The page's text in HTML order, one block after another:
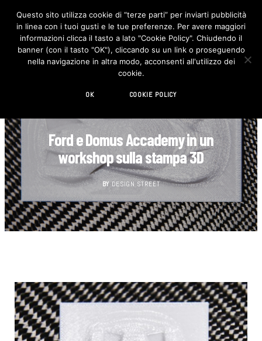
F
c
e
b
o
I
n
s
t
Ford e Domus Accademy in un
workshop sulla stampa 3D
BY DESIGN STREET
Questo sito utilizza cookie di “terze parti” per inviarti pubblicità
in linea con i tuoi gusti e le tue preferenze. Per avere maggiori
informazioni clicca il tasto a lato "Cookie Policy". Chiudendo il
banner (con il tasto "OK"), cliccando su un link o proseguendo
nella navigazione in altra modo, acconsenti all'utilizzo dei
cookie.
OK COOKIE POLICY